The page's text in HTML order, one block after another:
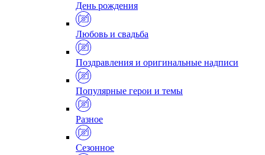
День рождения
Любовь и свадьба
Поздравления и оригинальные надписи
Популярные герои и темы
Разное
Сезонное